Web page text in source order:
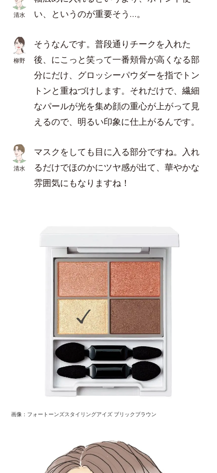
清水
い、というのが重要そう…。
柳野
そうなんです。普段通りチークを入れた
後、にこっと笑って一番頬骨が高くなる部
分にだけ、グロッシーパウダーを指でトン
トンと重ねづけします。それだけで、繊細
なパールが光を集め顔の重心が上がって見
えるので、明るい印象に仕上がるんです。
清水
マスクをしても目に入る部分ですね。入れ
るだけでほのかにツヤ感が出て、華やかな
雰囲気にもなりますね！
画像：フォートーンズスタイリングアイズ ブリックブラウン